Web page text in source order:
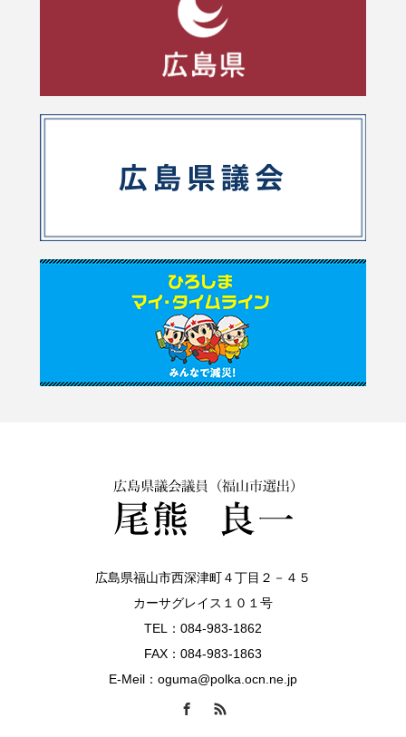
広島県福山市西深津町４丁目２－４５
カーサグレイス１０１号
TEL：084-983-1862
FAX：084-983-1863
E-Meil：oguma@polka.ocn.ne.jp